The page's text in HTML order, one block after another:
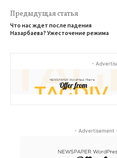
Предыдущая статья
Что нас ждет после падения
Назарбаева? Ужесточение режима
-
- Advertisement